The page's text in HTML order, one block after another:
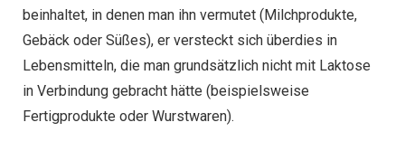
beinhaltet, in denen man ihn vermutet (Milchprodukte,
Gebäck oder Süßes), er versteckt sich überdies in
Lebensmitteln, die man grundsätzlich nicht mit Laktose
in Verbindung gebracht hätte (beispielsweise
Fertigprodukte oder Wurstwaren).